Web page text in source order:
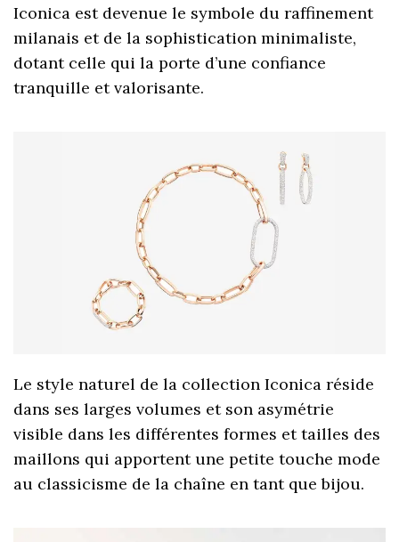
Iconica est devenue le symbole du raffinement
milanais et de la sophistication minimaliste,
dotant celle qui la porte d’une confiance
tranquille et valorisante.
Le style naturel de la collection Iconica réside
dans ses larges volumes et son asymétrie
visible dans les différentes formes et tailles des
maillons qui apportent une petite touche mode
au classicisme de la chaîne en tant que bijou.